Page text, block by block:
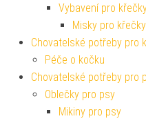
Vybavení pro
Misky pro křečky
Chovatelské potřeby pro
Péče o kočku
Chovatelské potřeby pro
Oblečky pro psy
Mikiny pro psy